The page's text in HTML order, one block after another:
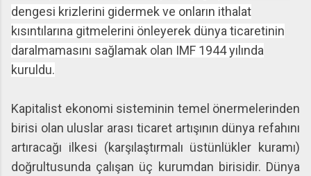
dengesi krizlerini gidermek ve onların ithalat
kısıntılarına gitmelerini önleyerek dünya ticaretinin
daralmamasını sağlamak olan IMF 1944 yılında
kuruldu.
Kapitalist ekonomi sisteminin temel önermelerinden
birisi olan uluslar arası ticaret artışının dünya refahını
artıracağı ilkesi (karşılaştırmalı üstünlükler kuramı)
doğrultusunda çalışan üç kurumdan birisidir. Dünya